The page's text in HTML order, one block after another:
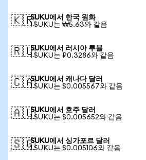
🇰🇷SUKU에서 한국 원화
1 SUKU는 ₩5.63와 같음
🇷🇺SUKU에서 러시아 루블
1 SUKU는 ₽0.3286와 같음
🇨🇦SUKU에서 캐나다 달러
1 SUKU는 $0.005567와 같음
🇦🇺SUKU에서 호주 달러
1 SUKU는 $0.005652와 같음
🇸🇬SUKU에서 싱가포르 달러
1 SUKU는 $0.005106와 같음